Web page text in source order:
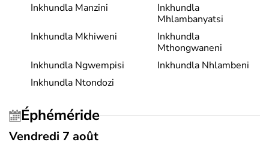
Inkhundla Manzini
Inkhundla
Mhlambanyatsi
Inkhundla Mkhiweni
Inkhundla
Mthongwaneni
Inkhundla Ngwempisi
Inkhundla Nhlambeni
Inkhundla Ntondozi
Éphéméride
Vendredi 7 août